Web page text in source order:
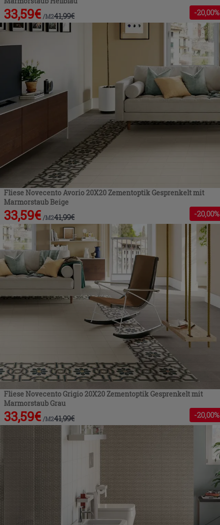
33,59€ /M241,99€ -20,00%
Fliese Novecento Avorio 20X20 Zementoptik Gesprenkelt mit
Marmorstaub Beige
33,59€ /M241,99€ -20,00%
Fliese Novecento Grigio 20X20 Zementoptik Gesprenkelt mit
Marmorstaub Grau
33,59€ /M241,99€ -20,00%